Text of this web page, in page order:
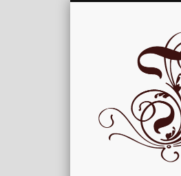
gelesen, geschrieben